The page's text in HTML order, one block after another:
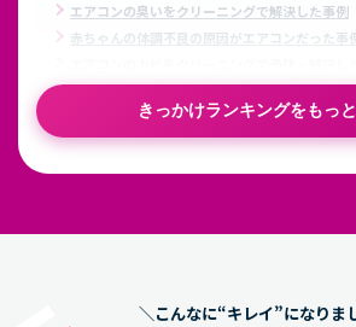
エアコンの臭いをクリーニングで解決した事例
赤ちゃんの体調不良の原因がエアコンだった事
浴室クリーニング を
頼んだきっかけランキング
なったから
年に1度はプロに頼んで綺麗に
きっかけランキングをもっ
＼こんなに“キレイ”になりま